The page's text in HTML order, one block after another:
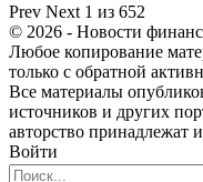
Prev Next 1 из 652
© 2026 - Новости
Любое копирование
только с обратной
Все материалы
источников и других
авторство принадлежат
Войти